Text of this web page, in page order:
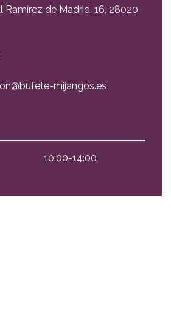
Ramírez de Madrid, 16, 28020
mijangos.es
10:00-14:00